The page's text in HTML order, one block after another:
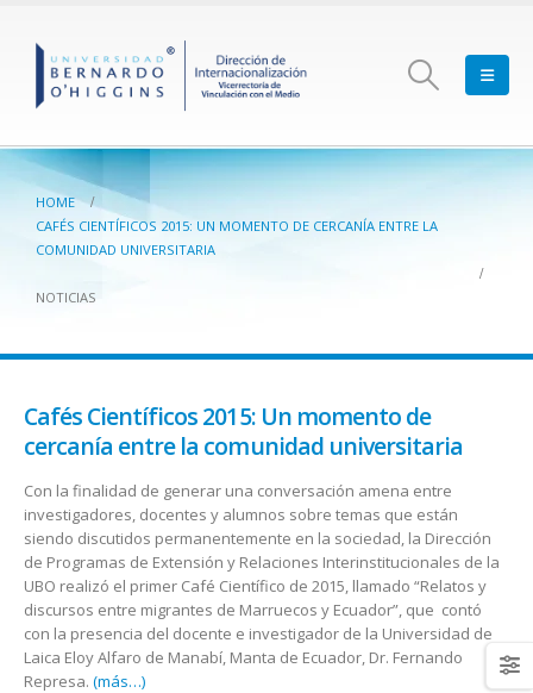
HOME
CAFÉS CIENTÍFICOS 2015: UN MOMENTO DE CERCANÍA ENTRE LA
COMUNIDAD UNIVERSITARIA
NOTICIAS
Cafés Científicos 2015: Un momento de
cercanía entre la comunidad universitaria
Con la finalidad de generar una conversación amena entre
investigadores, docentes y alumnos sobre temas que están
siendo discutidos permanentemente en la sociedad, la Dirección
de Programas de Extensión y Relaciones Interinstitucionales de la
UBO realizó el primer Café Científico de 2015, llamado “Relatos y
discursos entre migrantes de Marruecos y Ecuador”, que contó
con la presencia del docente e investigador de la Universidad de
Laica Eloy Alfaro de Manabí, Manta de Ecuador, Dr. Fernando
Represa. (más…)